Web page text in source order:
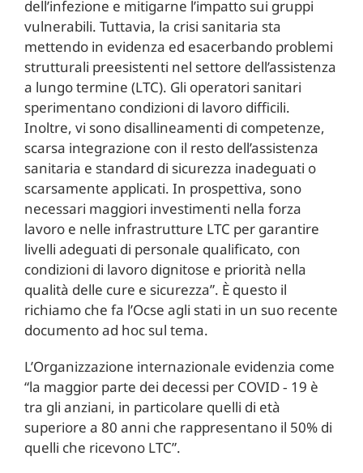
dell’infezione e mitigarne l’impatto sui gruppi
vulnerabili. Tuttavia, la crisi sanitaria sta
mettendo in evidenza ed esacerbando problemi
strutturali preesistenti nel settore dell’assistenza
a lungo termine (LTC). Gli operatori sanitari
sperimentano condizioni di lavoro difficili.
Inoltre, vi sono disallineamenti di competenze,
scarsa integrazione con il resto dell’assistenza
sanitaria e standard di sicurezza inadeguati o
scarsamente applicati. In prospettiva, sono
necessari maggiori investimenti nella forza
lavoro e nelle infrastrutture LTC per garantire
livelli adeguati di personale qualificato, con
condizioni di lavoro dignitose e priorità nella
qualità delle cure e sicurezza”. È questo il
richiamo che fa l’Ocse agli stati in un suo recente
documento ad hoc sul tema.
L’Organizzazione internazionale evidenzia come
“la maggior parte dei decessi per COVID ‑ 19 è
tra gli anziani, in particolare quelli di età
superiore a 80 anni che rappresentano il 50% di
quelli che ricevono LTC”.